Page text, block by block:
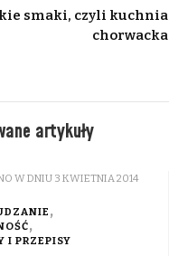
smaki, czyli kuchnia
chorwacka
artykuły
W DNIU 3 KWIETNIA 2014
I PRZEPISY